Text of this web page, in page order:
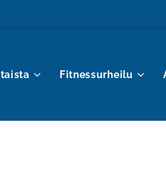
Fitnessurheilu